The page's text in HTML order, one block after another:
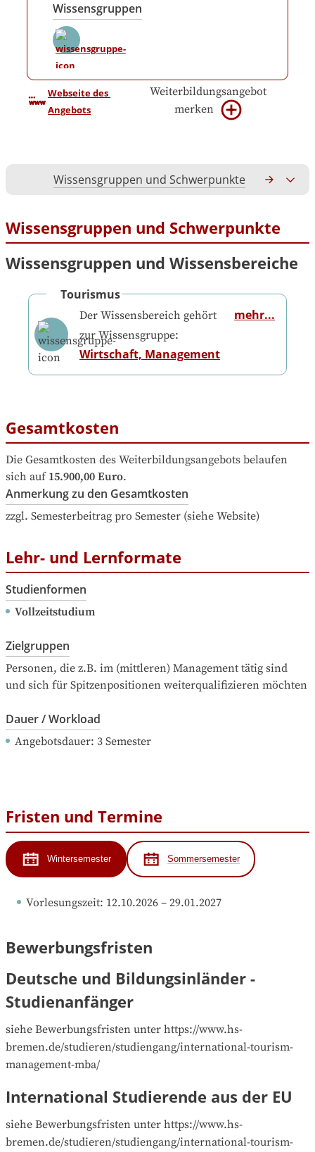
Wissensgruppen
Webseite des
Angebots
Weiterbildungsangebot
merken
Wissensgruppen und Schwerpunkte
Wissensgruppen und Schwerpunkte
Wissensgruppen und Wissensbereiche
Tourismus
Der Wissensbereich gehört
zur Wissensgruppe:
Wirtschaft, Management
mehr...
Gesamtkosten
Die Gesamtkosten des Weiterbildungsangebots belaufen
sich auf 15.900,00 Euro.
Anmerkung zu den Gesamtkosten
zzgl. Semesterbeitrag pro Semester (siehe Website)
Lehr- und Lernformate
Studienformen
Vollzeitstudium
Zielgruppen
Personen, die z.B. im (mittleren) Management tätig sind
und sich für Spitzenpositionen weiterqualifizieren möchten
Dauer / Workload
Angebotsdauer: 3 Semester
Fristen und Termine
Wintersemester Sommersemester
Vorlesungszeit: 12.10.2026 – 29.01.2027
Bewerbungsfristen
Deutsche und Bildungsinländer -
Studienanfänger
siehe Bewerbungsfristen unter https://www.hs-
bremen.de/studieren/studiengang/international-tourism-
management-mba/
International Studierende aus der EU
siehe Bewerbungsfristen unter https://www.hs-
bremen.de/studieren/studiengang/international-tourism-